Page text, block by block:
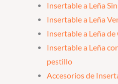
Insertable a Leña
Insertable a Leña
Insertable a Leña
Insertable a Leña
pestillo
Accesorios de